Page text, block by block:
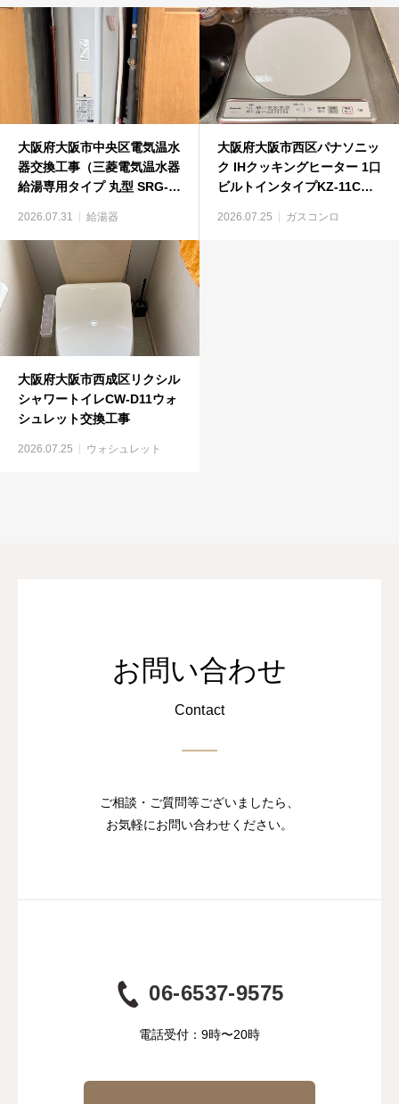
大阪府大阪市中央区電気温水
器交換工事（三菱電気温水器
給湯専用タイプ 丸型 SRG-
2026.07.31 給湯器
大阪府大阪市西区パナソニッ
ク IHクッキングヒーター 1口
ビルトインタイプKZ-11Cビ
2026.07.25 ガスコンロ
大阪府大阪市西成区リクシル
シャワートイレCW-D11ウォ
シュレット交換工事
2026.07.25 ウォシュレット
お問い合わせ
Contact
ご相談・ご質問等ございましたら、
お気軽にお問い合わせください。
06-6537-9575
電話受付：9時〜20時